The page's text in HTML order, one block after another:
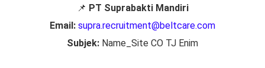
📌 PT Suprabakti Mandiri
Email: supra.recruitment@beltcare.com
Subjek: Name_Site CO TJ Enim